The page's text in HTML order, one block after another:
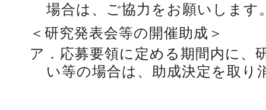
場合は、ご協力をお願いします
＜研究発表会等の開催助成＞
ア． 応募要領に定める期間内に、
い等の場合は、助成決定を取り